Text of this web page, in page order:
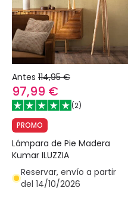
Antes 114,95 €
97,99 €
(2)
PROMO
Lámpara de Pie Madera
Kumar ILUZZIA
Reservar, envío a partir
del 14/10/2026